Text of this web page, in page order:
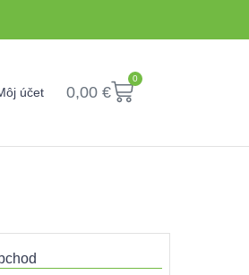
účet 0,00 €
0